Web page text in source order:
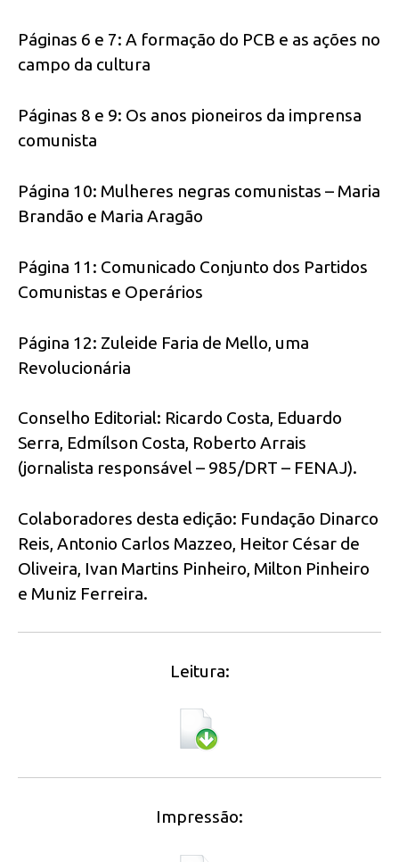
Páginas 6 e 7: A formação do PCB e as ações no
campo da cultura
Páginas 8 e 9: Os anos pioneiros da imprensa
comunista
Página 10: Mulheres negras comunistas – Maria
Brandão e Maria Aragão
Página 11: Comunicado Conjunto dos Partidos
Comunistas e Operários
Página 12: Zuleide Faria de Mello, uma
Revolucionária
Conselho Editorial: Ricardo Costa, Eduardo
Serra, Edmílson Costa, Roberto Arrais
(jornalista responsável – 985/DRT – FENAJ).
Colaboradores desta edição: Fundação Dinarco
Reis, Antonio Carlos Mazzeo, Heitor César de
Oliveira, Ivan Martins Pinheiro, Milton Pinheiro
e Muniz Ferreira.
Leitura:
Impressão: